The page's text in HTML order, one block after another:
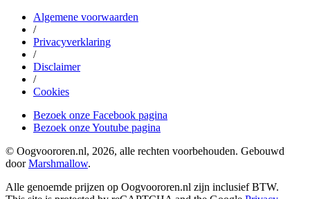
Algemene voorwaarden
/
Privacyverklaring
/
Disclaimer
/
Cookies
Bezoek onze Facebook pagina
Bezoek onze Youtube pagina
© Oogvoororen.nl, 2026, alle rechten voorbehouden. Gebouwd
doorMarshmallow.
Alle genoemde prijzen op Oogvoororen.nl zijn inclusief BTW.